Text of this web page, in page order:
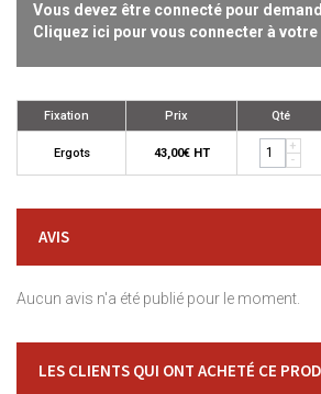
Vous devez être connecté pour
Cliquez ici pour vous connecter à
Fixation Prix Qté
Ergots 43,00€ HT
+
-
AVIS
Aucun avis n'a été publié pour le moment.
LES CLIENTS QUI ONT ACHETÉ CE